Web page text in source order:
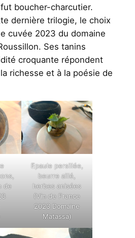
boucher-charcutier.
dernière trilogie, le choix
cuvée 2023 du domaine
Ses tanins
croquante répondent
richesse et à la poésie de
de
Epaule persillée,
beurre aillé,
herbes anisées
(Vin de France
2023 Domaine
Matassa)